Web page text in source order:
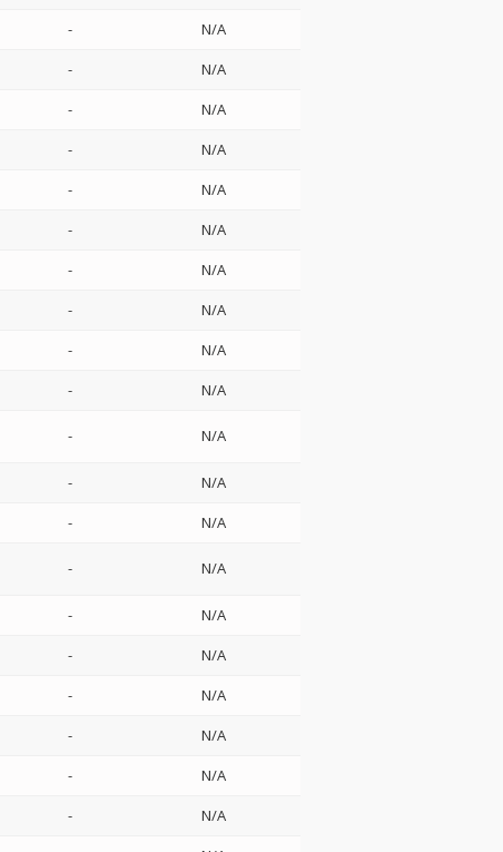
-
N/A
-
N/A
-
N/A
-
N/A
-
N/A
-
N/A
-
N/A
-
N/A
-
N/A
-
N/A
- N/A
-
N/A
-
N/A
- N/A
-
N/A
-
N/A
-
N/A
-
N/A
-
N/A
-
N/A